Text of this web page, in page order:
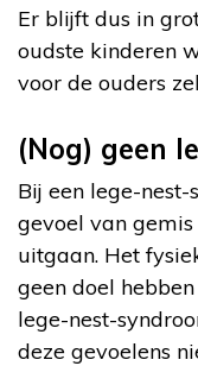
Er blijft dus in
oudste kinderen
voor de ouders
(Nog) geen
Bij een lege-
gevoel van
uitgaan. Het
geen doel
lege-nest-
deze gevoelens